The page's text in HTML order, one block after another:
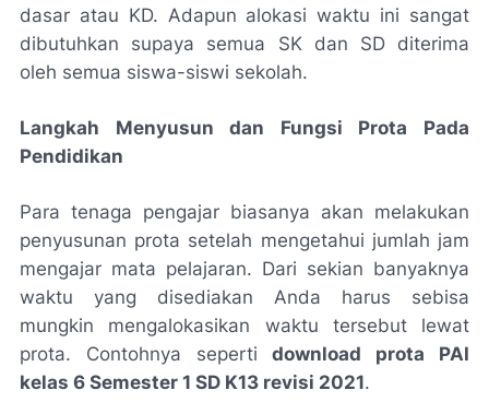
dasar atau KD. Adapun alokasi waktu ini sangat
dibutuhkan supaya semua SK dan SD diterima
oleh semua siswa-siswi sekolah.
Langkah Menyusun dan Fungsi Prota Pada
Pendidikan
Para tenaga pengajar biasanya akan melakukan
penyusunan prota setelah mengetahui jumlah jam
mengajar mata pelajaran. Dari sekian banyaknya
waktu yang disediakan Anda harus sebisa
mungkin mengalokasikan waktu tersebut lewat
prota. Contohnya sepertidownload prota PAI
kelas 6 Semester 1 SD K13 revisi 2021.